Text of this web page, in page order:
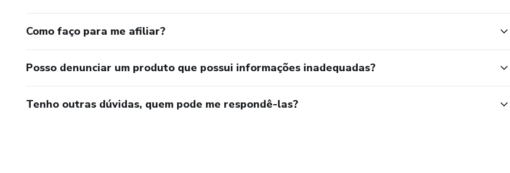
Como faço para me afiliar?
Posso denunciar um produto que possui informações inadequadas?
Tenho outras dúvidas, quem pode me respondê-las?